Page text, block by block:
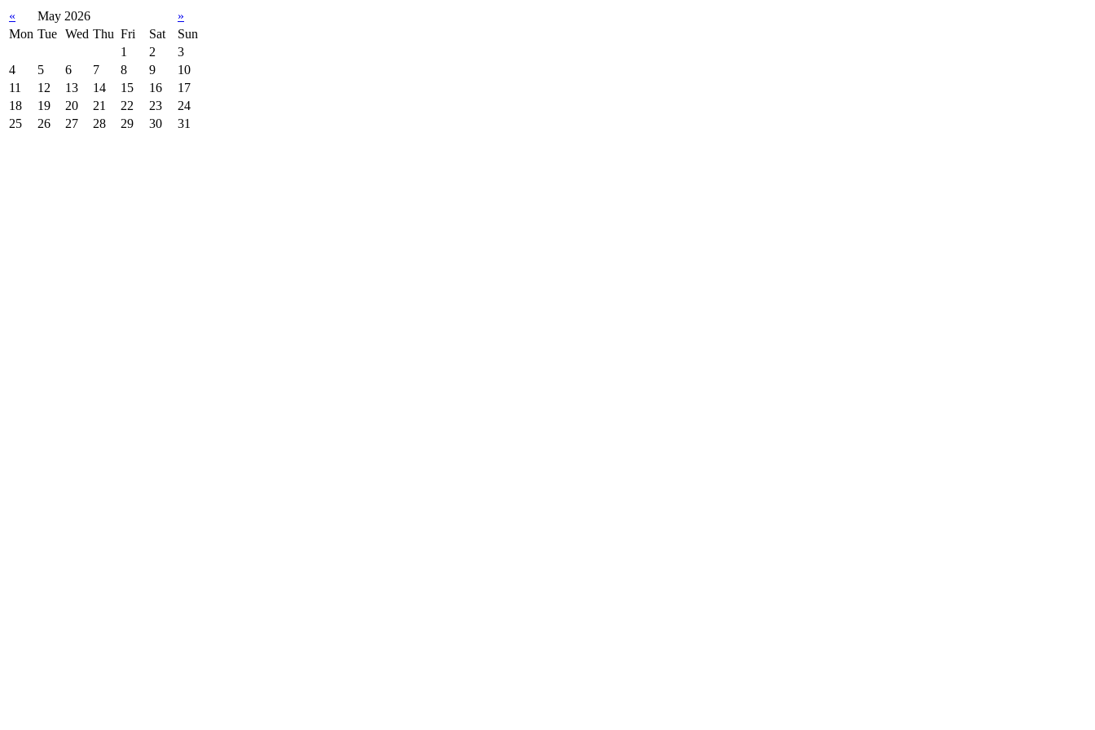
« May 2026
»
Mon Tue Wed Thu Fri Sat
Sun
1
2
3
4
5 6 7 8 9
10
11
12 13 14 15 16
17
18
19 20 21 22 23
24
25
26 27 28 29 30 31